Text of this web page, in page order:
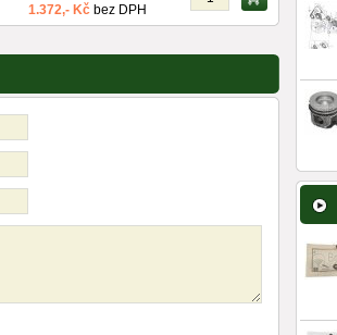
1.372,- Kč bez DPH